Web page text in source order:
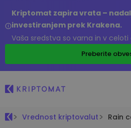
Kriptomat zapira vrata –
investiranjem prek Krakena.
Vaša sredstva so varna in v celoti
Preberite
Vrednost kriptovalut Rain